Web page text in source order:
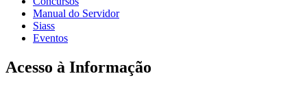
Manual do Servidor
Siass
Eventos
Acesso à Informação